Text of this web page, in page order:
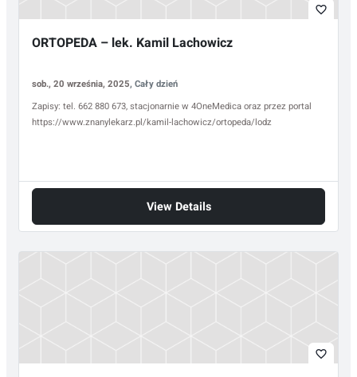
favorite_border
ORTOPEDA – lek. Kamil Lachowicz
sob., 20 września, 2025, Cały dzień
Zapisy: tel. 662 880 673, stacjonarnie w 4OneMedica oraz przez portal
https://www.znanylekarz.pl/kamil-lachowicz/ortopeda/lodz
View Details
favorite_border